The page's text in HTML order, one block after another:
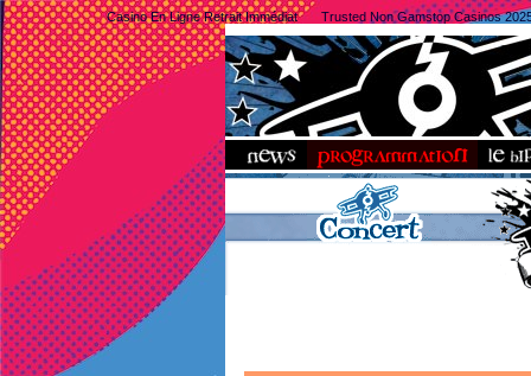
Casino En Ligne Retrait Immédiat Trusted Non Gamstop Casinos